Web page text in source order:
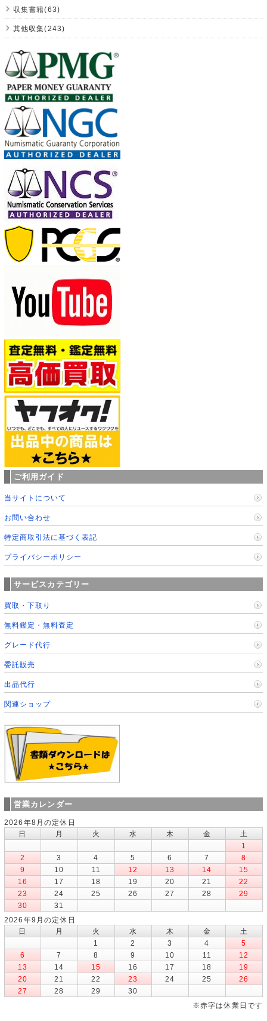
収集書籍(63)
其他収集(243)
ご利用ガイド
当サイトについて
お問い合わせ
特定商取引法に基づく表記
プライバシーポリシー
サービスカテゴリー
買取・下取り
無料鑑定・無料査定
グレード代行
委託販売
出品代行
関連ショップ
営業カレンダー
2026年8月の定休日
日
月 火 水 木 金
土
1
2
3 4 5 6 7
8
9
10 11 12 13 14
15
16
17 18 19 20 21
22
23
24 25 26 27 28
29
30
31
2026年9月の定休日
日
月 火 水 木 金
土
1
2 3 4
5
6
7 8 9 10 11
12
13
14 15 16 17 18
19
20
21 22 23 24 25
26
27
28 29
30
※赤字は休業日です